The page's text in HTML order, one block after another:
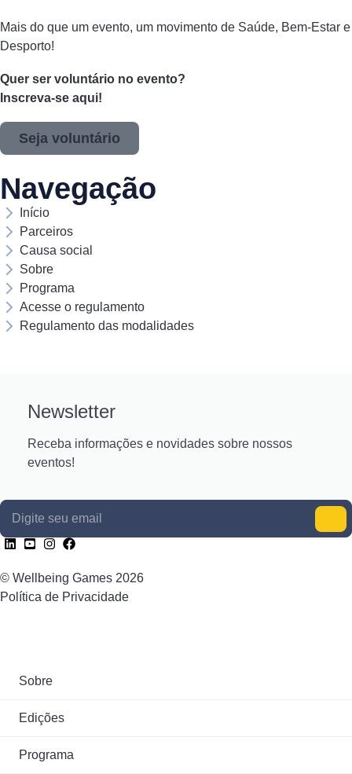
Mais do que um evento, um movimento de Saúde, Bem-Estar e
Desporto!
Quer ser voluntário no evento?
Inscreva-se aqui!
Seja voluntário
Navegação
Início
Parceiros
Causa social
Sobre
Programa
Acesse o regulamento
Regulamento das modalidades
Newsletter
Receba informações e novidades sobre nossos
eventos!
Digite seu email
© Wellbeing Games 2026
Política de Privacidade
Sobre
Edições
Programa